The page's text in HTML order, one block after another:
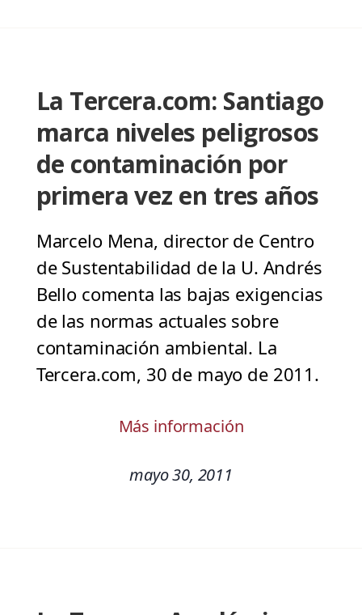
La Tercera.com: Santiago
marca niveles peligrosos
de contaminación por
primera vez en tres años
Marcelo Mena, director de Centro
de Sustentabilidad de la U. Andrés
Bello comenta las bajas exigencias
de las normas actuales sobre
contaminación ambiental. La
Tercera.com, 30 de mayo de 2011.
Más información
mayo 30, 2011